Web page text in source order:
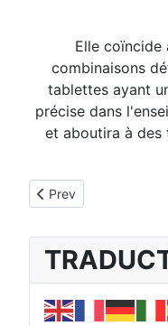
Elle coïncide
combinaisons
tablettes ayant
précise dans
et aboutira à des
Previous article: La
Prev